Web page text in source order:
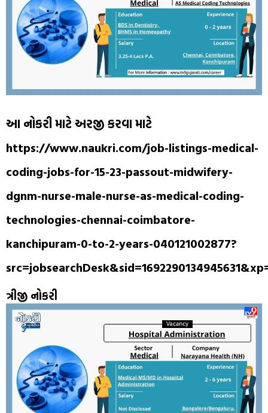
આ નોકરી માટે અરજી કરવા માટે
https://www.naukri.com/job-listings-medical-
coding-jobs-for-15-23-passout-midwifery-
dgnm-nurse-male-nurse-as-medical-coding-
technologies-chennai-coimbatore-
kanchipuram-0-to-2-years-040121002877?
ત્રીજી નોકરી